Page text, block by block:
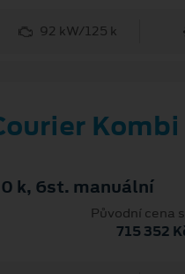
92 kW/125 k
Kombi
k, 6st. manuální
Původní cena
715 352